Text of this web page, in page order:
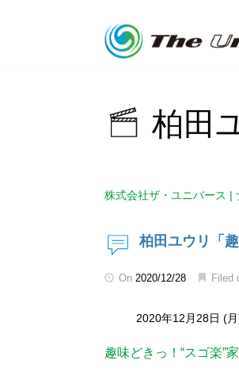
柏田
株式会社ザ・ユニバース |
柏田ユウリ「
On 2020/12/28 Filed
2020年12月28日 (
趣味どきっ！“スゴ楽”